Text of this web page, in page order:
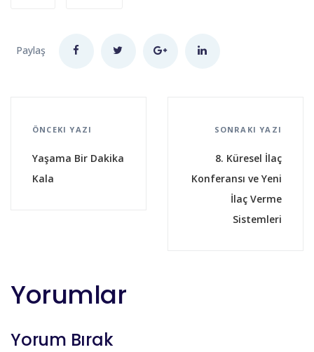
Paylaş
ÖNCEKI YAZI
Yaşama Bir Dakika
Kala
SONRAKI YAZI
8. Küresel İlaç
Konferansı ve Yeni
İlaç Verme
Sistemleri
Yorumlar
Yorum Bırak